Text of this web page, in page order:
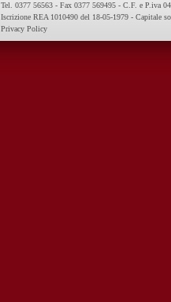
Tel. 0377 56563 - Fax 0377 569495 - C.F. e P.iva
Iscrizione REA 1010490 del 18-05-1979 - Capitale
Privacy Policy